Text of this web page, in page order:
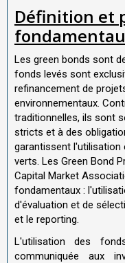
Définition et
Les green bonds sont
fonds levés sont
refinancement de
environnementaux.
traditionnelles, ils sont
stricts et à des
garantissent
verts. Les Green Bond
Capital Market
fondamentaux :
d'évaluation et de
et le reporting.
L'utilisation des
communiquée aux